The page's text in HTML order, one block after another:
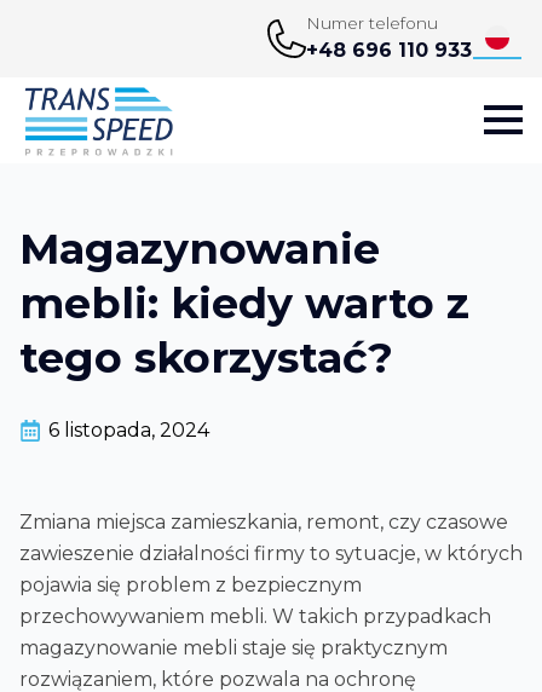
Numer telefonu
+48 696 110 933
Magazynowanie
mebli: kiedy warto z
tego skorzystać?
6 listopada, 2024
Zmiana miejsca zamieszkania, remont, czy czasowe
zawieszenie działalności firmy to sytuacje, w których
pojawia się problem z bezpiecznym
przechowywaniem mebli. W takich przypadkach
magazynowanie mebli staje się praktycznym
rozwiązaniem, które pozwala na ochronę